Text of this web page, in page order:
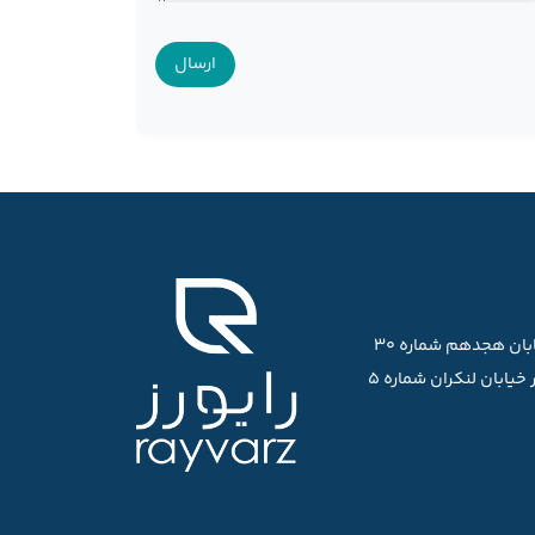
هجدهم شماره ۳۰
لنکران شماره ۵